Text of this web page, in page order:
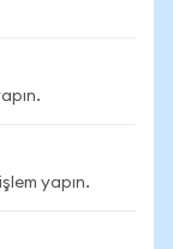
yapın.